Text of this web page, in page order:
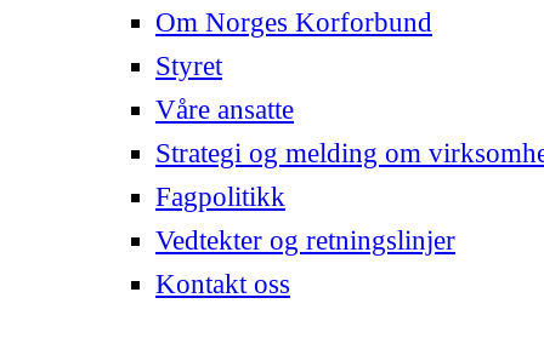
Om Norges Korforbund
Styret
Våre ansatte
Strategi og melding om
Fagpolitikk
Vedtekter og retningslinjer
Kontakt oss